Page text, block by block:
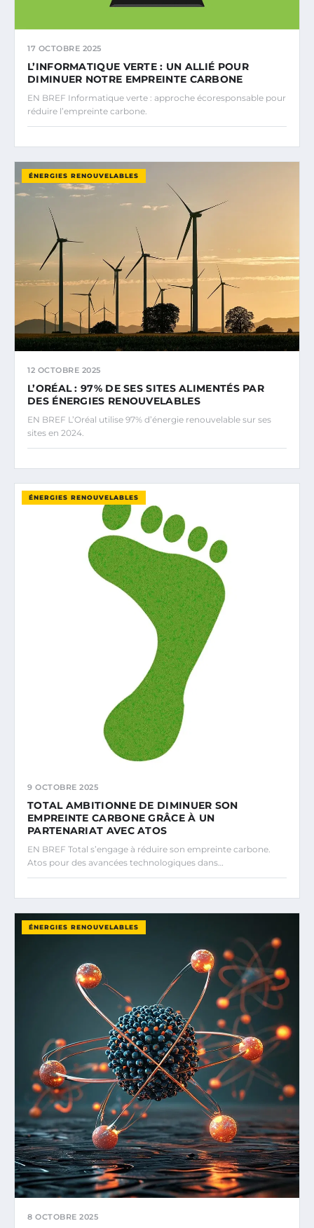
17 OCTOBRE 2025
L’INFORMATIQUE VERTE : UN ALLIÉ POUR
DIMINUER NOTRE EMPREINTE CARBONE
EN BREF Informatique verte : approche écoresponsable pour
réduire l’empreinte carbone.
ÉNERGIES RENOUVELABLES
12 OCTOBRE 2025
L’ORÉAL : 97% DE SES SITES ALIMENTÉS PAR
DES ÉNERGIES RENOUVELABLES
EN BREF L’Oréal utilise 97% d’énergie renouvelable sur ses
sites en 2024.
ÉNERGIES RENOUVELABLES
9 OCTOBRE 2025
TOTAL AMBITIONNE DE DIMINUER SON
EMPREINTE CARBONE GRÂCE À UN
PARTENARIAT AVEC ATOS
EN BREF Total s’engage à réduire son empreinte carbone.
Atos pour des avancées technologiques dans…
ÉNERGIES RENOUVELABLES
8 OCTOBRE 2025